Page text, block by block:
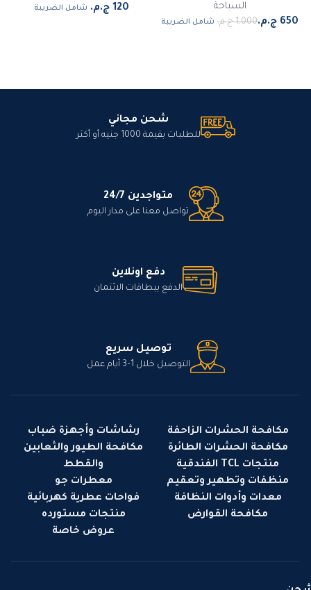
السباحة
شامل الضريبة
شامل الضريبة
شحن مجاني
للطلبات بقيمة 1000 جنيه أو أكثر
متواجدين 24/7
تواصل معنا على مدار اليوم
دفع اونلاين
الدفع ببطاقات الائتمان
توصيل سريع
التوصيل خلال 1–3 أيام عمل
مكافحة الحشرات الزاحفة
مكافحة الحشرات الطائرة
منتجات TCL الفندقية
منظفات وتطهير وتعقيم
معدات وأدوات النظافة
مكافحة القوارض
رشاشات وأجهزة ضباب
مكافحة الطيور والثعابين
والقطط
معطرات جو
فواحات عطرية كهربائية
منتجات مستورده
عروض خاصة